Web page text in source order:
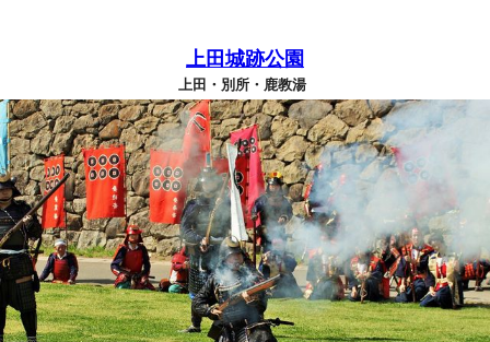
上田城跡公園
上田・別所・鹿教湯